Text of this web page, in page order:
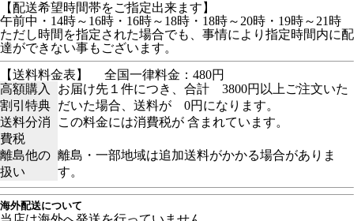
【配送希望時間帯をご指定出来ます】
午前中・14時～16時・16時～18時・18時～20時・19時～21時
ただし時間を指定された場合でも、事情により指定時間内に配
達ができない事もございます。
【送料料金表】
全国一律料金：480円
高額購入
割引特典
お届け先１件につき、合計 3800円以上ご注文いた
だいた場合、送料が 0円になります。
送料分消
費税
この料金には消費税が 含まれています。
離島他の
扱い
離島・一部地域は追加送料がかかる場合がありま
す。
海外配送について